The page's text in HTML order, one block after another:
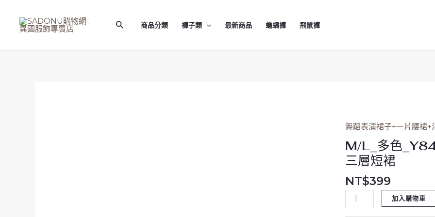
搜
商品分類 褲子類 最新商品 蝙蝠褲 飛鼠褲
舞蹈表演裙子+一片腰裙+
M/L_多色
三層短裙
NT$399
M/L_
多
色
_Y8459_
燙
銀
加入購物車